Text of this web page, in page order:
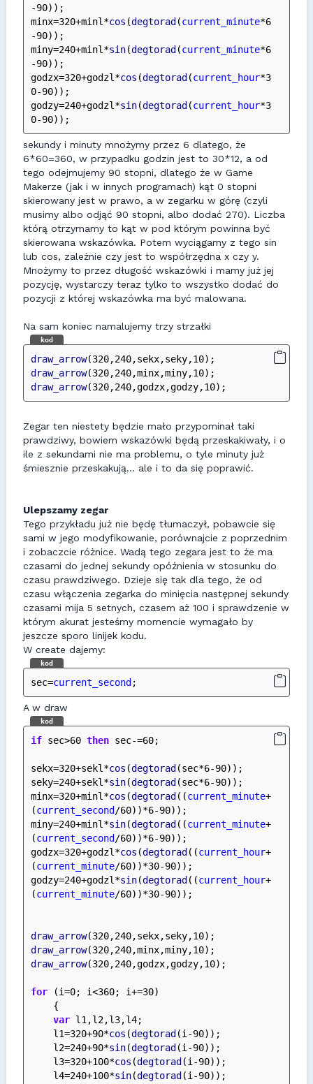
-90));
minx=320+minl*cos (degtorad (current_minute*6
-90));
miny=240+minl*sin(degtorad (current_minute*6
-90));
godzx=320+godzl*cos (degtorad (current_hour*3
0-90));
godzy=240+godzl*sin(degtorad (current_hour*3
0-90));
sekundy i minuty mnożymy przez 6 dlatego, że
6*60=360, w przypadku godzin jest to 30*12, a od
tego odejmujemy 90 stopni, dlatego że w Game
Makerze (jak i w innych programach) kąt 0 stopni
skierowany jest w prawo, a w zegarku w górę (czyli
musimy albo odjąć 90 stopni, albo dodać 270). Liczba
którą otrzymamy to kąt w pod którym powinna być
skierowana wskazówka. Potem wyciągamy z tego sin
lub cos, zależnie czy jest to współrzędna x czy y.
Mnożymy to przez długość wskazówki i mamy już jej
pozycję, wystarczy teraz tylko to wszystko dodać do
pozycji z której wskazówka ma być malowana.
Na sam koniec namalujemy trzy strzałki
kod
draw_arrow(320,240,sekx,seky,10);
draw_arrow(320,240,minx,miny,10);
draw_arrow(320,240,godzx,godzy,10);
Zegar ten niestety będzie mało przypominał taki
prawdziwy, bowiem wskazówki będą przeskakiwały, i o
ile z sekundami nie ma problemu, o tyle minuty już
śmiesznie przeskakują... ale i to da się poprawić.
Ulepszamy zegar
Tego przykładu już nie będę tłumaczył, pobawcie się
sami w jego modyfikowanie, porównajcie z poprzednim
i zobaczcie różnice. Wadą tego zegara jest to że ma
czasami do jednej sekundy opóźnienia w stosunku do
czasu prawdziwego. Dzieje się tak dla tego, że od
czasu włączenia zegarka do minięcia następnej sekundy
czasami mija 5 setnych, czasem aż 100 i sprawdzenie w
którym akurat jesteśmy momencie wymagało by
jeszcze sporo linijek kodu.
W create dajemy:
kod
sec=current_second ;
A w draw
kod
if sec>60 then sec-=60;
sekx=320+sekl*cos (degtorad (sec*6-90));
seky=240+sekl*sin(degtorad (sec*6-90));
minx=320+minl*cos (degtorad ((current_minute+
(current_second /60))*6-90));
miny=240+minl*sin(degtorad ((current_minute+
(current_second /60))*6-90));
godzx=320+godzl*cos (degtorad ((current_hour+
(current_minute/60))*30-90));
godzy=240+godzl*sin(degtorad ((current_hour+
(current_minute/60))*30-90));
draw_arrow(320,240,sekx,seky,10);
draw_arrow(320,240,minx,miny,10);
draw_arrow(320,240,godzx,godzy,10);
for (i=0; i<360; i+=30)
    {
var l1,l2,l3,l4;
    l1=320+90*
cos (degtorad (i-90));
    l2=240+90*
sin(degtorad (i-90));
    l3=320+100*
cos (degtorad (i-90));
    l4=240+100*
sin(degtorad (i-90));